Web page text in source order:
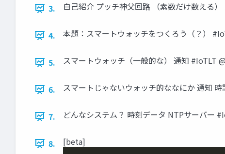
3.
自己紹介 プッチ神父回路 （素数だけ数える
4. 本題：スマートウォッチをつくろう（？）
5. スマートウォッチ（一般的な） 通知 #IoTLT
6. スマートじゃないウォッチ的ななにか 通知
7. どんなシステム？ 時刻データ NTPサーバー
8. [beta]